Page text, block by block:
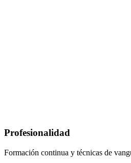
Profesionalidad
Formación continua y técnicas de